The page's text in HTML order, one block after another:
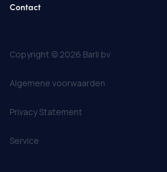
Contact
Copyright © 2026 Barli bv
Algemene voorwaarden
Privacy Statement
Service